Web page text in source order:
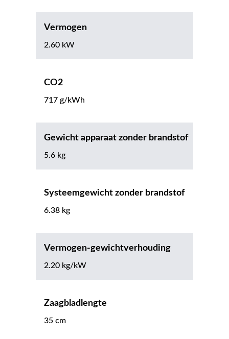
Vermogen
2.60 kW
CO2
717 g/kWh
Gewicht apparaat zonder brandstof
5.6 kg
Systeemgewicht zonder brandstof
6.38 kg
Vermogen-gewichtverhouding
2.20 kg/kW
Zaagbladlengte
35 cm